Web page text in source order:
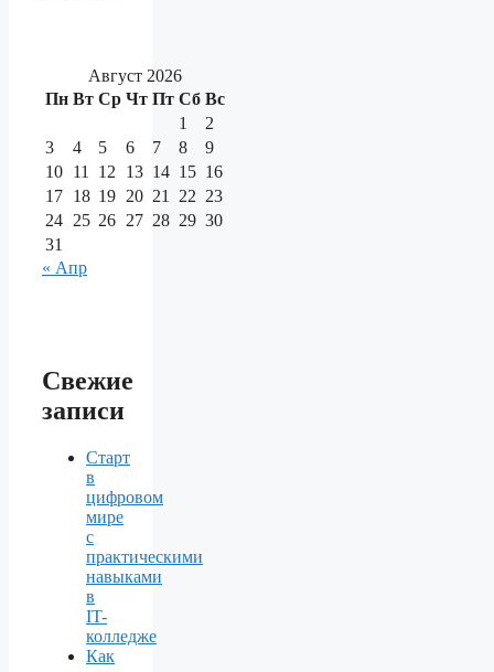
Август 2026
Пн Вт Ср Чт Пт Сб Вс
1
2
3
4 5 6 7 8
9
10 11 12 13 14 15 16
17 18 19 20 21 22 23
24 25 26 27 28 29 30
31
« Апр
Свежие
записи
Старт
в
цифровом
мире
с
практическими
навыками
в
IT-
колледже
Как